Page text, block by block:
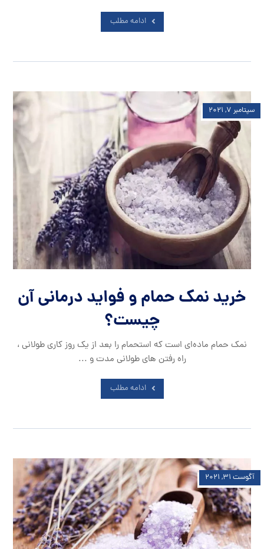
ادامه مطلب
خرید نمک حمام و فواید درمانی آن
چیست؟
سپتامبر ۷, ۲۰۲۱
نمک حمام ماده‌ای است که استحمام را بعد از یک روز کاری طولانی ،
راه رفتن های طولانی مدت و ...
ادامه مطلب
آگوست ۳۱, ۲۰۲۱